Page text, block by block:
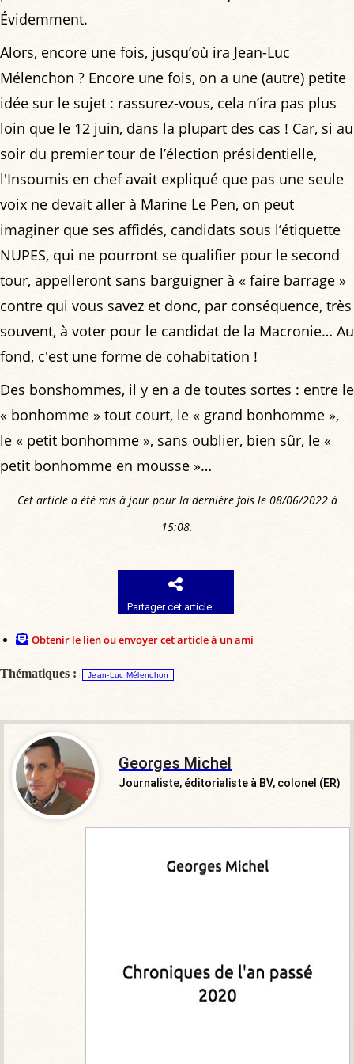
Évidemment.
Alors, encore une fois, jusqu’où ira Jean-Luc
Mélenchon ? Encore une fois, on a une (autre) petite
idée sur le sujet : rassurez-vous, cela n’ira pas plus
loin que le 12 juin, dans la plupart des cas ! Car, si au
soir du premier tour de l’élection présidentielle,
l'Insoumis en chef avait expliqué que pas une seule
voix ne devait aller à Marine Le Pen, on peut
imaginer que ses affidés, candidats sous l’étiquette
NUPES, qui ne pourront se qualifier pour le second
tour, appelleront sans barguigner à « faire barrage »
contre qui vous savez et donc, par conséquence, très
souvent, à voter pour le candidat de la Macronie… Au
fond, c'est une forme de cohabitation !
Des bonshommes, il y en a de toutes sortes : entre le
« bonhomme » tout court, le « grand bonhomme »,
le « petit bonhomme », sans oublier, bien sûr, le «
petit bonhomme en mousse »…
Cet article a été mis à jour pour la dernière fois le 08/06/2022 à
15:08.
Partager cet article
Obtenir le lien ou envoyer cet article à un ami
Thématiques : Jean-Luc Mélenchon
Georges Michel
Journaliste, éditorialiste à BV, colonel (ER)